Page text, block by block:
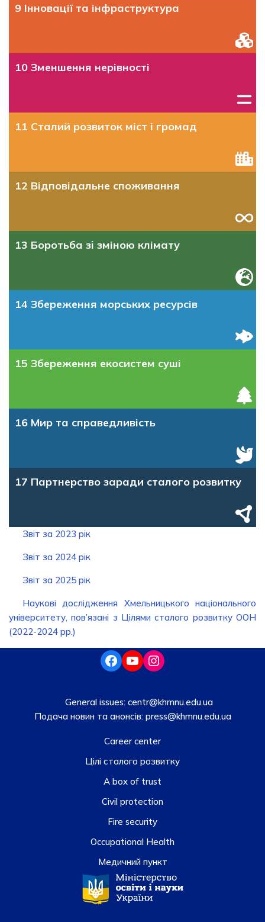
9 Iнновації та інфраструктура
10 Зменшення нерівності
11 Сталий розвиток міст і громад
12 Відповідальне споживання
13 Боротьба зi зміною клімату
14 Збереження морських ресурсів
15 Збереження екосистем суші
16 Мир та справедливість
17 Партнерство заради сталого розвитку
Звіт за 2023 рік
Звіт за 2024 рік
Звіт за 2025 рік
Наукові дослідження Хмельницького національного
університету, пов’язані з Цілями сталого розвитку ООН
(2022-2024 рр.)
General issues: centr@khmnu.edu.ua
Подача новин та анонсів:press@khmnu.edu.ua
Career center
Цілі сталого розвитку
A box of trust
Civil protection
Fire security
Occupational Health
Медичний пункт